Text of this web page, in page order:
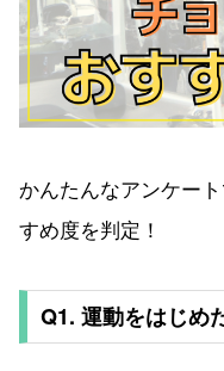
かんたんなアンケー
すめ度を判定！
Q1. 運動をはじめ